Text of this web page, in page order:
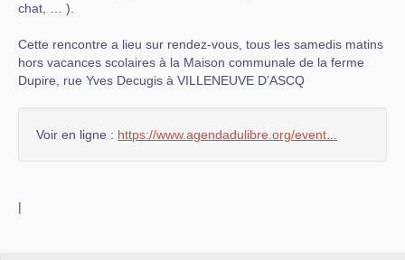
chat, … ).
Cette rencontre a lieu sur rendez-vous, tous les samedis matins
hors vacances scolaires à la Maison communale de la ferme
Dupire, rue Yves Decugis à VILLENEUVE D’ASCQ
Voir en ligne : https://www.agendadulibre.org/event...
|